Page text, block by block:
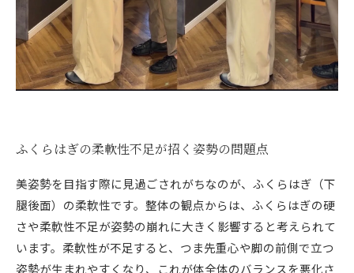
ふくらはぎの柔軟性不足が招く姿勢の問題点
美姿勢を目指す際に見過ごされがちなのが、ふくらはぎ（下
腿後面）の柔軟性です。整体の観点からは、ふくらはぎの硬
さや柔軟性不足が姿勢の崩れに大きく影響すると考えられて
います。柔軟性が不足すると、つま先重心や脚の前側で立つ
姿勢が生まれやすくなり、これが体全体のバランスを悪化さ